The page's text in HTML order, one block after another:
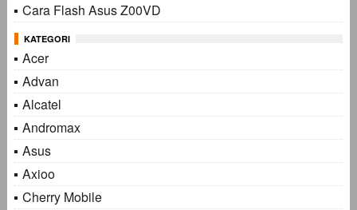
Cara Flash Asus Z00VD
KATEGORI
Acer
Advan
Alcatel
Andromax
Asus
Axioo
Cherry Mobile